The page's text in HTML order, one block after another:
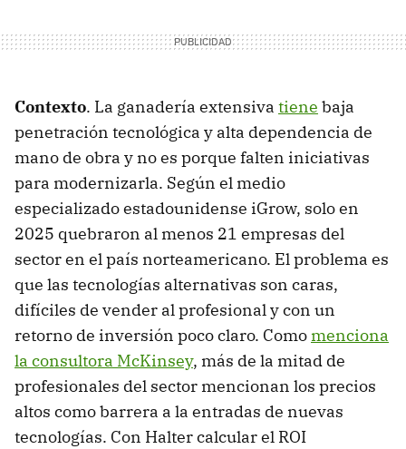
Contexto. La ganadería extensiva tiene baja
penetración tecnológica y alta dependencia de
mano de obra y no es porque falten iniciativas
para modernizarla. Según el medio
especializado estadounidense iGrow, solo en
2025 quebraron al menos 21 empresas del
sector en el país norteamericano. El problema es
que las tecnologías alternativas son caras,
difíciles de vender al profesional y con un
retorno de inversión poco claro. Comomenciona
la consultora McKinsey, más de la mitad de
profesionales del sector mencionan los precios
altos como barrera a la entradas de nuevas
tecnologías. Con Halter calcular el ROI